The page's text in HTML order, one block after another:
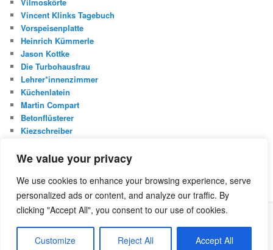
We value your privacy
We use cookies to enhance your browsing experience, serve
personalized ads or content, and analyze our traffic. By
clicking "Accept All", you consent to our use of cookies.
Customize Reject All Accept All
Vilmoskörte
Vincent Klinks Tagebuch
Vorspeisenplatte
Heinrich Kümmerle
Jason Kottke
Die Turbohausfrau
Lehrer*innenzimmer
Küchenlatein
Martin Compart
Betonflüsterer
Kiezschreiber
u
c
h
n
Was ist die Netzecke? Stolz präsentiert von WordPress